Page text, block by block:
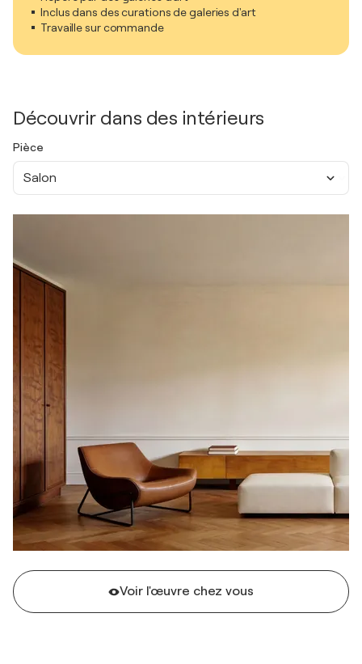
Inclus dans des curations de galeries d'art
Travaille sur commande
Découvrir dans des intérieurs
Pièce
Salon
Voir l'œuvre chez vous